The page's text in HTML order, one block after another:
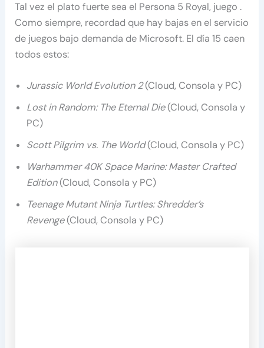
Tal vez el plato fuerte sea el Persona 5 Royal, juego .
Como siempre, recordad que hay bajas en el servicio
de juegos bajo demanda de Microsoft. El día 15 caen
todos estos:
Jurassic World Evolution 2(Cloud, Consola y PC)
Lost in Random: The Eternal Die(Cloud, Consola y
PC)
Scott Pilgrim vs. The World(Cloud, Consola y PC)
Warhammer 40K Space Marine: Master Crafted
Edition(Cloud, Consola y PC)
Teenage Mutant Ninja Turtles: Shredder’s
Revenge(Cloud, Consola y PC)